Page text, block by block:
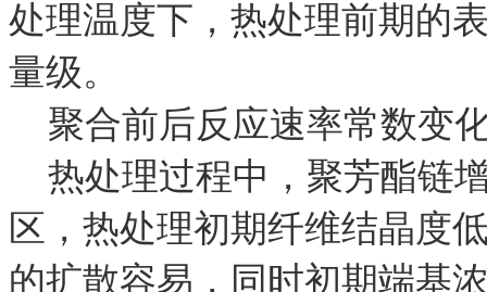
处理温度下，热处理前期的
量级。
聚合前后反应速率常数变
热处理过程中，聚芳酯链
区，热处理初期纤维结晶度
的扩散容易，同时初期端基